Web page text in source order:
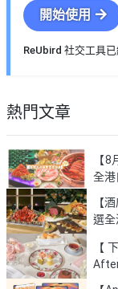
開始使用
ReUbird 社交工具
熱門文章
【
全港
【
選全
【